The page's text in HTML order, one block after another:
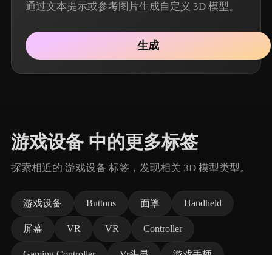
通过文本提示或参考图片生成自定义 3D 模型。
生成
游戏设备 中的更多标签
探索相近的 游戏设备 标签，发现相关 3D 模型类型。
游戏设备 Buttons 面罩 Handheld
屏幕 VR VR Controller